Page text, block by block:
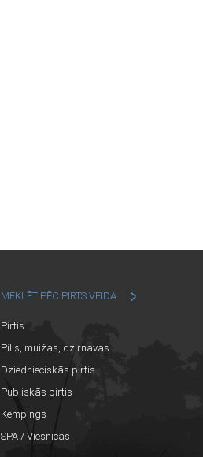
MEKLĒT PĒC PIRTS VEIDA
Pirtis
Pilis, muižas, dzirnavas
Dziednieciskās pirtis
Publiskās pirtis
Kempings
SPA / Viesnīcas